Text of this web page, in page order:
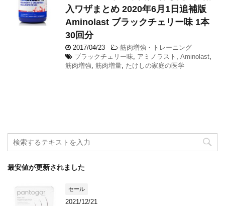
入ワザまとめ 2020年6月1日追補版
Aminolast ブラックチェリー味 1本
30回分
2017/04/23 -筋肉増強・トレーニング
ブラックチェリー味, アミノラスト , Aminolast,
筋肉増強, 筋肉増量, たけしの家庭の医学
最安値が更新されました
セール
2021/12/21